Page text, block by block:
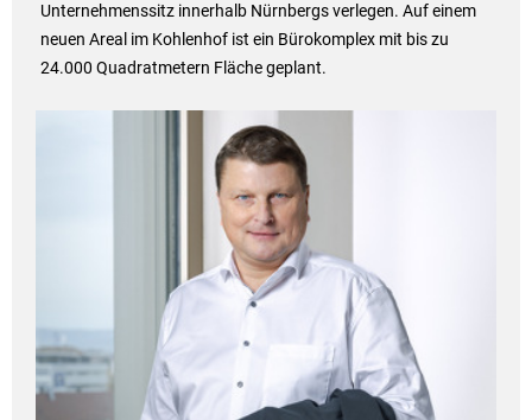
Unternehmenssitz innerhalb Nürnbergs verlegen. Auf einem
neuen Areal im Kohlenhof ist ein Bürokomplex mit bis zu
24.000 Quadratmetern Fläche geplant.